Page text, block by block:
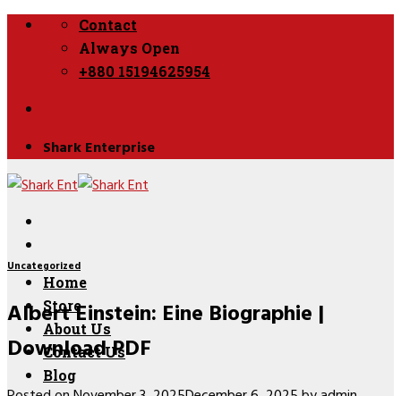
Skip
Contact
Always Open
+880 15194625954
Shark Enterprise
Home
Store
About Us
Contact Us
Blog
Uncategorized
Albert Einstein: Eine Biographie |
Download PDF